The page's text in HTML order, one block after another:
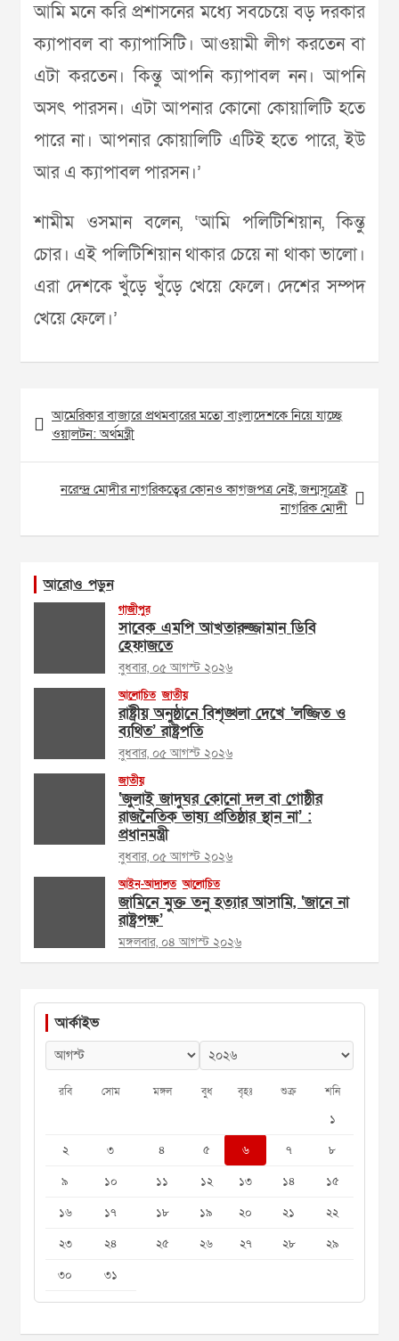
আমি মনে করি প্রশাসনের মধ্যে সবচেয়ে বড় দরকার
ক্যাপাবল বা ক্যাপাসিটি। আওয়ামী লীগ করতেন বা
এটা করতেন। কিন্তু আপনি ক্যাপাবল নন। আপনি
অসৎ পারসন। এটা আপনার কোনো কোয়ালিটি হতে
পারে না। আপনার কোয়ালিটি এটিই হতে পারে, ইউ
আর এ ক্যাপাবল পারসন।’
শামীম ওসমান বলেন, ‘আমি পলিটিশিয়ান, কিন্তু
চোর। এই পলিটিশিয়ান থাকার চেয়ে না থাকা ভালো।
এরা দেশকে খুঁড়ে খুঁড়ে খেয়ে ফেলে। দেশের সম্পদ
খেয়ে ফেলে।’
navigation
আমেরিকার বাজারে প্রথমবারের মতো বাংলাদেশকে নিয়ে যাচ্ছে
ওয়ালটন: অর্থমন্ত্রী
নরেন্দ্র মোদীর নাগরিকত্বের কোনও কাগজপত্র নেই, জন্মসূত্রেই
নাগরিক মোদী
আরোও পড়ুন
গাজীপুর
সাবেক এমপি আখতারুজ্জামান ডিবি
হেফাজতে
বুধবার, ০৫ আগস্ট ২০২৬
আলোচিত জাতীয়
রাষ্ট্রীয় অনুষ্ঠানে বিশৃঙ্খলা দেখে ‘লজ্জিত ও
ব্যথিত’ রাষ্ট্রপতি
বুধবার, ০৫ আগস্ট ২০২৬
জাতীয়
‘জুলাই জাদুঘর কোনো দল বা গোষ্ঠীর
রাজনৈতিক ভাষ্য প্রতিষ্ঠার স্থান না’ :
প্রধানমন্ত্রী
বুধবার, ০৫ আগস্ট ২০২৬
আইন-আদালত আলোচিত
জামিনে মুক্ত তনু হত্যার আসামি, ‘জানে না
রাষ্ট্রপক্ষ’
মঙ্গলবার, ০৪ আগস্ট ২০২৬
আর্কাইভ
রবি সোম মঙ্গল বুধ বৃহঃ শুক্র শনি
১
২
৩ ৪ ৫ ৬ ৭
৮
৯
১০ ১১ ১২ ১৩ ১৪
১৫
১৬
১৭ ১৮ ১৯ ২০ ২১
২২
২৩
২৪ ২৫ ২৬ ২৭ ২৮
২৯
৩০
৩১